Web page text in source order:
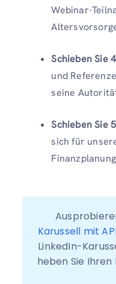
Webinar-
Schieben Sie
und
seine
Schieben Sie
sich für
Karussell mit
LinkedIn-
heben Sie